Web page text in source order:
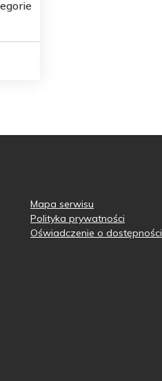
Mapa serwisu
Polityka prywatności
Oświadczenie o dostępności